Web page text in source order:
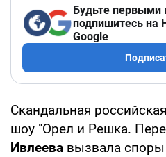
Будьте первыми
подпишитесь на
Google
Скандальная
шоу "Орел и Решка.
Ивлеева вызвала